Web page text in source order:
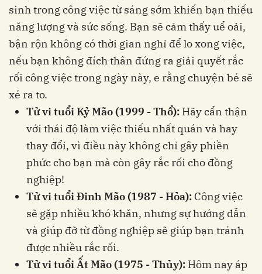
sinh trong công việc từ sáng sớm khiến bạn thiếu
năng lượng và sức sống. Bạn sẽ cảm thấy uể oải,
bận rộn không có thời gian nghỉ để lo xong việc,
nếu bạn không đích thân đứng ra giải quyết rắc
rối công việc trong ngày này, e rằng chuyện bé sẽ
xé ra to.
Tử vi tuổi Kỷ Mão (1999 - Thổ): Hãy cẩn thận
với thái độ làm việc thiếu nhất quán và hay
thay đổi, vì điều này không chỉ gây phiền
phức cho bạn mà còn gây rắc rối cho đồng
nghiệp!
Tử vi tuổi Đinh Mão (1987 - Hỏa): Công việc
sẽ gặp nhiều khó khăn, nhưng sự hướng dẫn
và giúp đỡ từ đồng nghiệp sẽ giúp bạn tránh
được nhiều rắc rối.
Tử vi tuổi Ất Mão (1975 - Thủy): Hôm nay áp